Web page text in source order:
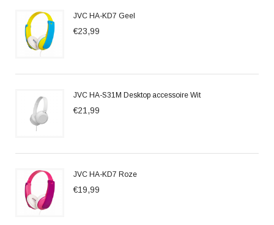
JVC HA-KD7 Geel
€23,99
JVC HA-S31M Desktop accessoire Wit
€21,99
JVC HA-KD7 Roze
€19,99